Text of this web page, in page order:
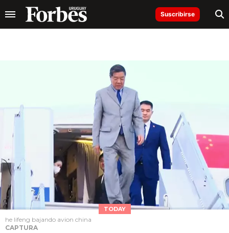
Suscribirse
TODAY
he lifeng bajando avion china
CAPTURA